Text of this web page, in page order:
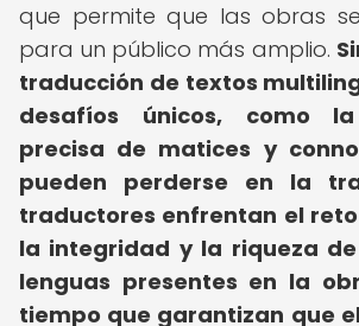
que permite que las obras
para un público más amplio.
traducción de textos
desafíos únicos, como la
precisa de matices y
pueden perderse en la
traductores enfrentan el
la integridad y la riqueza
lenguas presentes en la
tiempo que garantizan que